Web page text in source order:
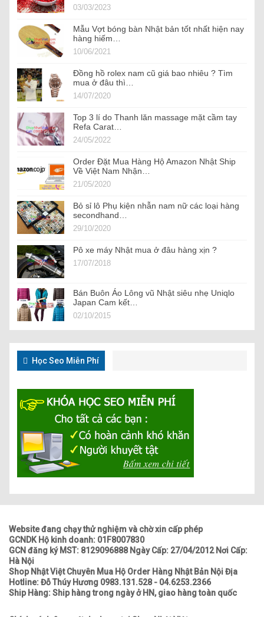
03/03/2023
Mẫu Vợt bóng bàn Nhật bản tốt nhất hiện nay
hàng hiếm…
10/06/2021
Đồng hồ rolex nam cũ giá bao nhiêu ? Tìm
mua ở đâu thì…
14/07/2020
Top 3 lí do Thanh lăn massage mặt cầm tay
Refa Carat…
24/05/2022
Order Đặt Mua Hàng Hộ Amazon Nhật Ship
Về Việt Nam Nhận…
21/05/2020
Bỏ sỉ lô Phụ kiện nhẫn nam nữ các loại hàng
secondhand…
29/10/2020
Pô xe máy Nhật mua ở đâu hàng xịn ?
17/07/2018
Bán Buôn Áo Lông vũ Nhật siêu nhẹ Uniqlo
Japan Cam kết…
02/10/2015
Học Seo Miễn Phí
Website đang chạy thử nghiệm và chờ xin cấp phép
GCNDK Hộ kinh doanh: 01F8007830
GCN đăng ký MST: 8129096888 Ngày Cấp: 27/04/2012 Nơi Cấp:
Hà Nội
Shop Nhật Việt Chuyên Mua Hộ Order Hàng Nhật Bản Nội Địa
Hotline: Đỗ Thúy Hương 0983.131.528 - 04.6253.2366
Ship Hàng: Ship hàng trong ngày ở HN, giao hàng toàn quốc